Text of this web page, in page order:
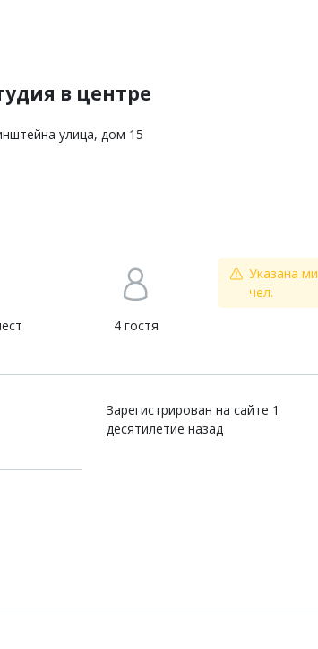
в центре
улица, дом 15
4 гостя
Указана
чел.
Зарегистрирован на сайте 1
десятилетие назад